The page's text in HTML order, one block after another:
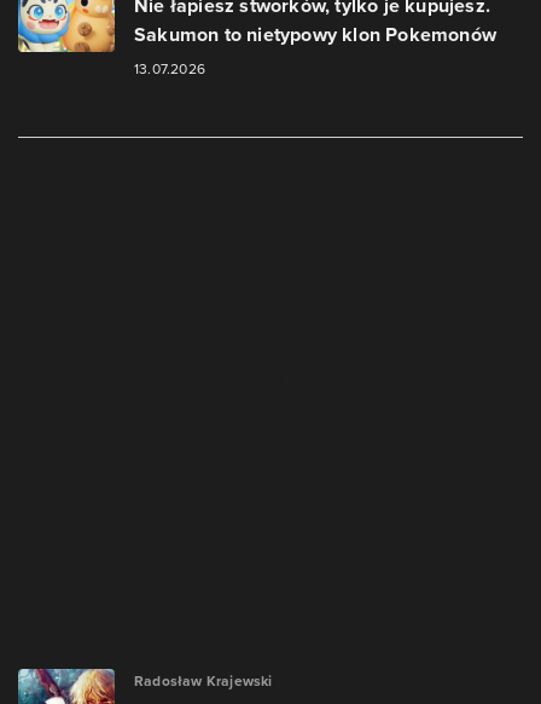
Sakumon to nietypowy klon Pokemonów
13.07.2026
Radosław Krajewski